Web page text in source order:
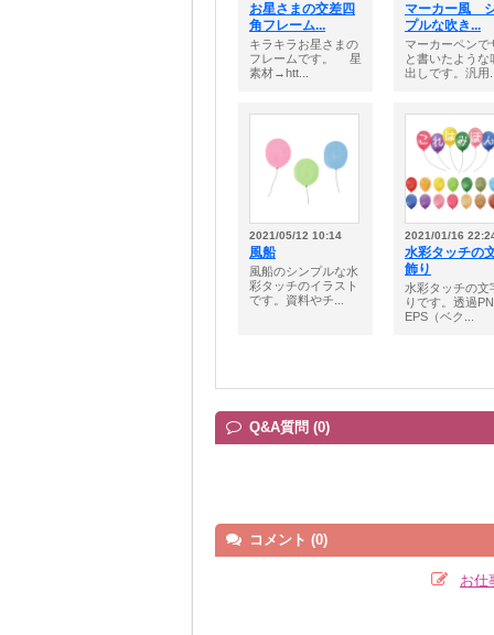
お星さまの交差四
角フレーム...
キラキラお星さまの
フレームです。 星
素材→htt...
マーカー風
プルな吹き...
マーカーペンで
と書いたような
出しです。汎用
2021/05/12 10:14
風船
風船のシンプルな水
彩タッチのイラスト
です。資料やチ...
2021/01/16
水彩タッチの
飾り
水彩タッチの文
りです。透過
EPS（ベク...
Q&A質問 (0)
コメント (0)
お仕